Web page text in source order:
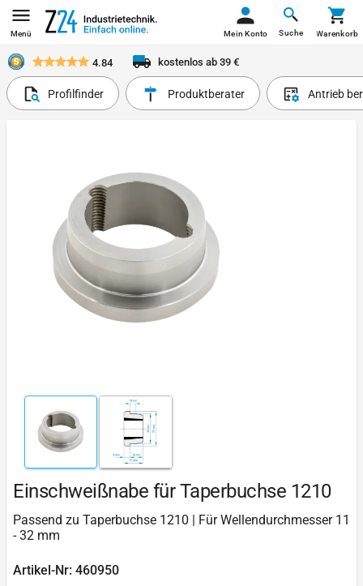
Menü Suche
Mein Konto Warenkorb
4.84 kostenlos ab 39 €
Profilfinder Produktberater Antrieb
Einschweißnabe für Taperbuchse 1210
Passend zu Taperbuchse 1210 | Für Wellendurchmesser 11
- 32 mm
Artikel-Nr: 460950